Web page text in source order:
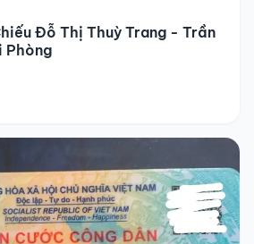
Đỗ Thị Thuỳ Trang - Trần
Phòng